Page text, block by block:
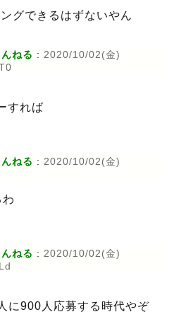
グできるはずないやん
ねる : 2020/10/02(金)
すれば
ねる : 2020/10/02(金)
ねる : 2020/10/02(金)
に900人応募する時代やぞ